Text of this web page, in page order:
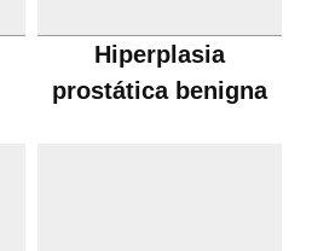
Hiperplasia
prostática benigna